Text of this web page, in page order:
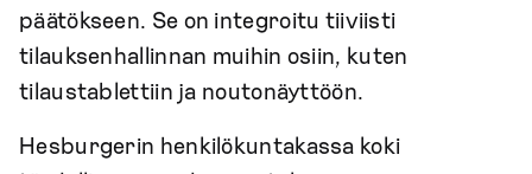
päätökseen. Se on integroitu tiiviisti
tilauksenhallinnan muihin osiin, kuten
tilaustablettiin ja noutonäyttöön.
Hesburgerin henkilökuntakassa koki